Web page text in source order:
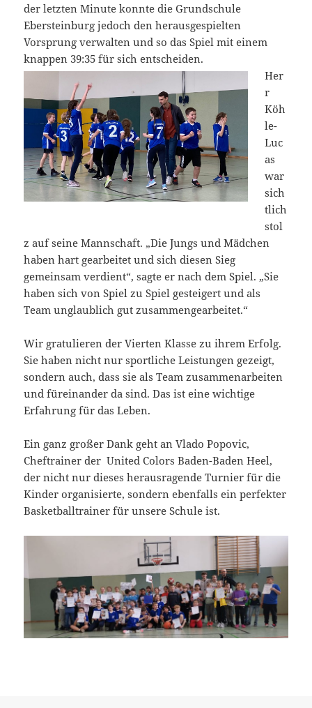
der letzten Minute konnte die Grundschule
Ebersteinburg jedoch den herausgespielten
Vorsprung verwalten und so das Spiel mit einem
knappen 39:35 für sich entscheiden.
Her
r
Köh
le-
Luc
as
war
sich
tlich
stol
z auf seine Mannschaft. „Die Jungs und Mädchen
haben hart gearbeitet und sich diesen Sieg
gemeinsam verdient“, sagte er nach dem Spiel. „Sie
haben sich von Spiel zu Spiel gesteigert und als
Team unglaublich gut zusammengearbeitet.“
Wir gratulieren der Vierten Klasse zu ihrem Erfolg.
Sie haben nicht nur sportliche Leistungen gezeigt,
sondern auch, dass sie als Team zusammenarbeiten
und füreinander da sind. Das ist eine wichtige
Erfahrung für das Leben.
Ein ganz großer Dank geht an Vlado Popovic,
Cheftrainer der United Colors Baden-Baden Heel,
der nicht nur dieses herausragende Turnier für die
Kinder organisierte, sondern ebenfalls ein perfekter
Basketballtrainer für unsere Schule ist.